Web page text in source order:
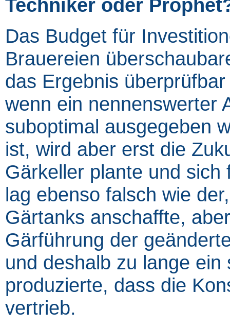
Techniker oder
Das Budget für
Brauereien
das Ergebnis
wenn ein nennenswerter
suboptimal ausgegeben
ist, wird aber erst die
Gärkeller plante und sich
lag ebenso falsch wie
Gärtanks anschaffte,
Gärführung der
und deshalb zu lange ein
produzierte, dass die
vertrieb.